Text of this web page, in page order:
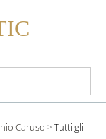
Caruso >Tutti gli